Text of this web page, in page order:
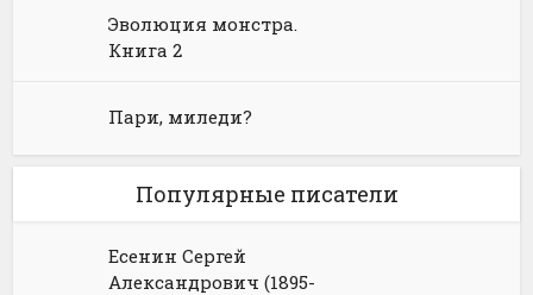
Эволюция монстра.
Книга 2
Пари, миледи?
Популярные писатели
Есенин Сергей
Александрович (1895-